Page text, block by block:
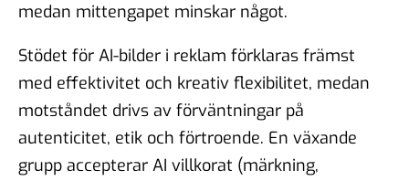
medan mittengapet minskar något.
Stödet för AI-bilder i reklam förklaras främst
med effektivitet och kreativ flexibilitet, medan
motståndet drivs av förväntningar på
autenticitet, etik och förtroende. En växande
grupp accepterar AI villkorat (märkning,